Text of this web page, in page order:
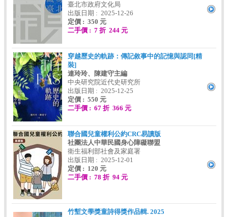
臺北市政府文化局
出版日期 : 2025-12-26
定價 : 350 元
二手價 : 7 折 244 元
穿越歷史的軌跡：傳記敘事中的記憶與認同[精
裝]
連玲玲、陳建守主編
中央研究院近代史研究所
出版日期 : 2025-12-25
定價 : 550 元
二手價 : 67 折 366 元
聯合國兒童權利公約CRC易讀版
社團法人中華民國身心障礙聯盟
衛生福利部社會及家庭署
出版日期 : 2025-12-01
定價 : 120 元
二手價 : 78 折 94 元
竹塹文學獎童詩得獎作品輯. 2025